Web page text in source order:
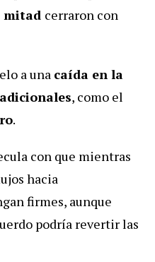
mitad cerraron con
a una caída en la
, como el
.
con que mientras
hacia
firmes, aunque
podría revertir las